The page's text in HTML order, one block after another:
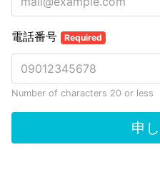
電話番号 Required
Number of characters 20 or less
申